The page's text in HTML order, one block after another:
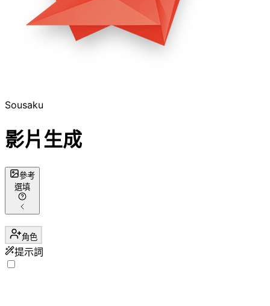
Sousaku
影片生成
參考
選填
角色
提示詞